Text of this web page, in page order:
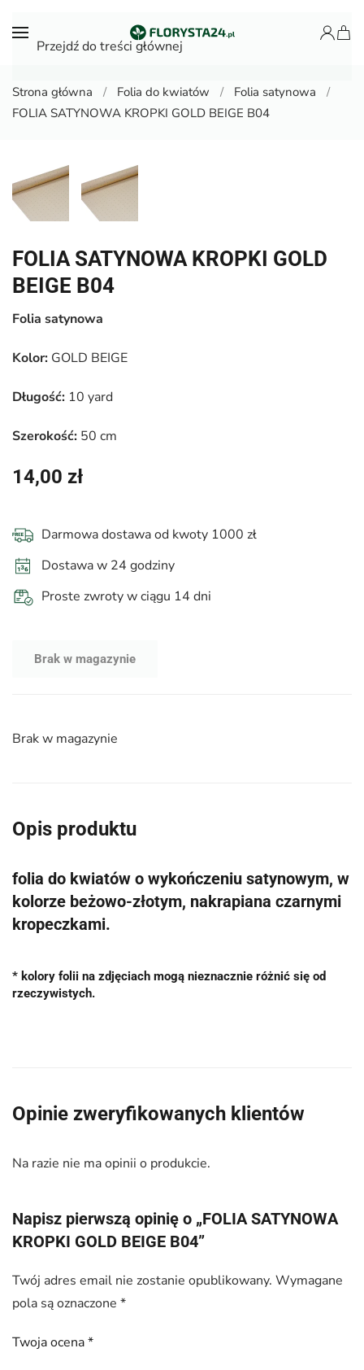
Przejdź do treści głównej
Strona główna Folia do kwiatów
Folia satynowa
FOLIA SATYNOWA KROPKI GOLD BEIGE B04
FOLIA SATYNOWA KROPKI GOLD
BEIGE B04
Folia satynowa
Kolor: GOLD BEIGE
Długość: 10 yard
Szerokość: 50 cm
14,00 zł
Darmowa dostawa od kwoty 1000 zł
Dostawa w 24 godziny
Proste zwroty w ciągu 14 dni
Brak w magazynie
Brak w magazynie
Opis produktu
folia do kwiatów o wykończeniu satynowym, w
kolorze beżowo-złotym, nakrapiana czarnymi
kropeczkami.
* kolory folii na zdjęciach mogą nieznacznie różnić się od
rzeczywistych.
Opinie zweryfikowanych klientów
Na razie nie ma opinii o produkcie.
Napisz pierwszą opinię o „FOLIA SATYNOWA
KROPKI GOLD BEIGE B04”
Twój adres email nie zostanie opublikowany. Wymagane
pola są oznaczone *
Twoja ocena*